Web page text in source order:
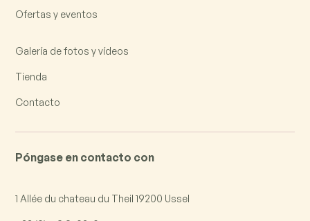
Ofertas y eventos
Galería de fotos y vídeos
Tienda
Contacto
Póngase en contacto con
1 Allée du chateau du Theil 19200 Ussel